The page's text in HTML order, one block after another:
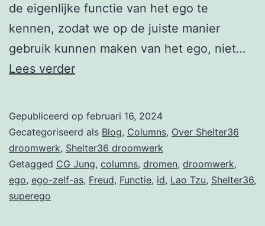
de eigenlijke functie van het ego te
kennen, zodat we op de juiste manier
gebruik kunnen maken van het ego, niet…
Lees verderDe
het
ego
Gepubliceerd op februari 16, 2024
Gecategoriseerd als Blog, Columns, Over Shelter36
droomwerk, Shelter36 droomwerk
Getagged CG Jung, columns, dromen, droomwerk,
ego, ego-zelf-as, Freud, Functie, id, Lao Tzu, Shelter36,
superego